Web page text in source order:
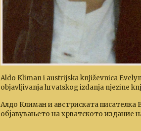
Aldo Kliman i austrijska književnica
objavljivanja hrvatskog izdanja njezine
Алдо Климан и австриската писателка
објавувањето на хрватското издание